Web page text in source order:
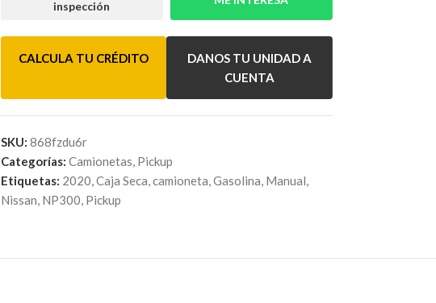
inspección
CALCULA TU CRÉDITO
DANOS TU UNIDAD A
CUENTA
SKU: 868fzdu6r
Categorías: Camionetas, Pickup
Etiquetas: 2020,Caja Seca,camioneta,Gasolina, Manual,
Nissan, NP300, Pickup